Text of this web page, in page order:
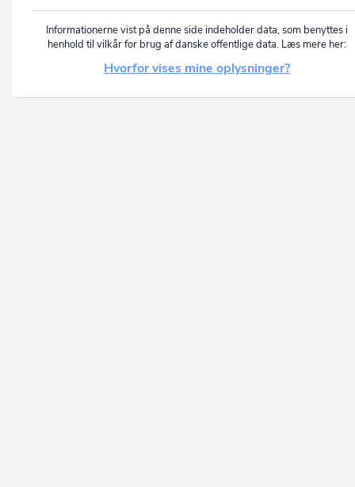
Informationerne vist på denne side indeholder data, som benyttes i
henhold til vilkår for brug af danske offentlige data. Læs mere her:
Hvorfor vises mine oplysninger?